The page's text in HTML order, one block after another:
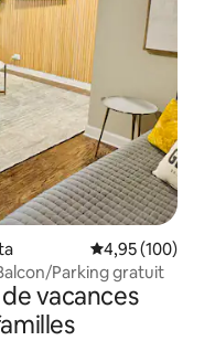
Évaluation
4,95 (100)
Parking gratuit
vacances